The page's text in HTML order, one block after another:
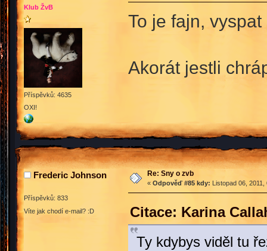
Klub ŽvB
Příspěvků: 4635
OXI!
To je fajn,
Akorát jestli
Frederic Johnson
Příspěvků: 833
Víte jak chodí e-mail? :D
Re: Sny o zvb
« Odpověď #85 kdy: Listopad 06,
Citace: Karina
Ty kdybys viděl tu